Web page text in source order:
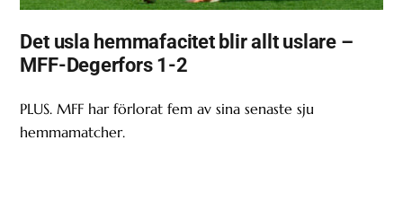
Det usla hemmafacitet blir allt uslare –
MFF-Degerfors 1-2
PLUS. MFF har förlorat fem av sina senaste sju
hemmamatcher.